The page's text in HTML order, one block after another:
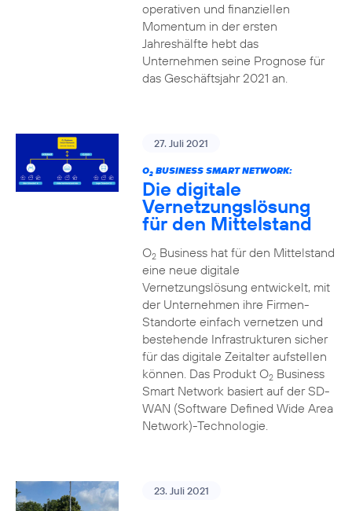
operativen und finanziellen
Momentum in der ersten
Jahreshälfte hebt das
Unternehmen seine Prognose für
das Geschäftsjahr 2021 an.
27. Juli 2021
O2BUSINESS SMART NETWORK:
Die digitale
Vernetzungslösung
für den Mittelstand
O2Business hat für den Mittelstand
eine neue digitale
Vernetzungslösung entwickelt, mit
der Unternehmen ihre Firmen-
Standorte einfach vernetzen und
bestehende Infrastrukturen sicher
für das digitale Zeitalter aufstellen
können. Das Produkt O2Business
Smart Network basiert auf der SD-
WAN (Software Defined Wide Area
Network)-Technologie.
23. Juli 2021